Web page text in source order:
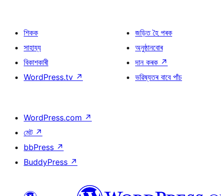
শিকক
সাহায্য
বিকাশকাৰী
WordPress.tv ↗
জড়িত হৈ পৰক
অনুষ্ঠানবোৰ
দান কৰক ↗
ভৱিষ্যতৰ বাবে পাঁচ
WordPress.com ↗
মেট ↗
bbPress ↗
BuddyPress ↗